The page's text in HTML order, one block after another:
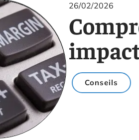
26/02/2026
Conseils